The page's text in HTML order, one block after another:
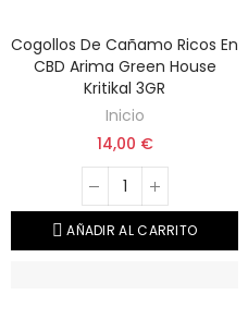
Cogollos De Cañamo Ricos En
CBD Arima Green House
Kritikal 3GR
Inicio
14,00 €
AÑADIR AL CARRITO